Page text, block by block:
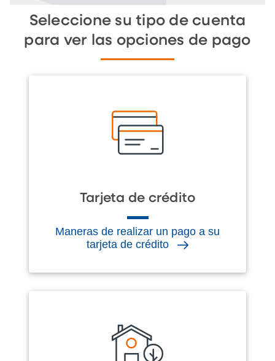
Seleccione su tipo de cuenta
para ver las opciones de pago
Tarjeta de crédito
Maneras de realizar un pago a su
tarjeta de crédito